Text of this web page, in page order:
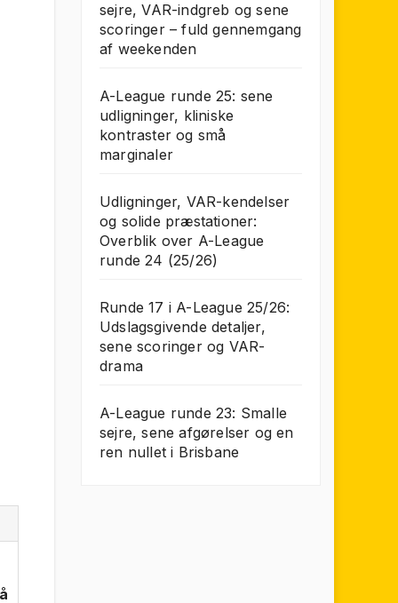
sejre, VAR-indgreb og sene
scoringer – fuld gennemgang
af weekenden
A-League runde 25: sene
udligninger, kliniske
kontraster og små
marginaler
Udligninger, VAR-kendelser
og solide præstationer:
Overblik over A-League
runde 24 (25/26)
Runde 17 i A-League 25/26:
Udslagsgivende detaljer,
sene scoringer og VAR-
drama
A-League runde 23: Smalle
sejre, sene afgørelser og en
ren nullet i Brisbane